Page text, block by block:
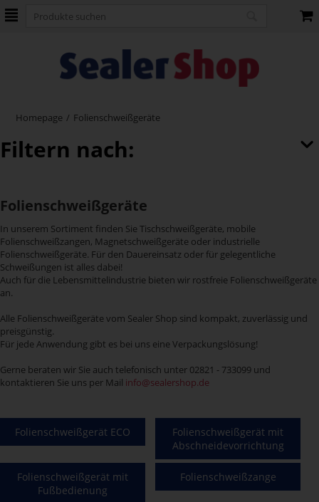
Homepage / Folienschweißgeräte
Filtern nach:
Folienschweißgeräte
In unserem Sortiment finden Sie Tischschweißgeräte, mobile
Folienschweißzangen, Magnetschweißgeräte oder industrielle
Folienschweißgeräte. Für den Dauereinsatz oder für gelegentliche
Schweißungen ist alles dabei!
Auch für die Lebensmittelindustrie bieten wir rostfreie Folienschweißgeräte
an.
Alle Folienschweißgeräte vom Sealer Shop sind kompakt, zuverlässig und
preisgünstig.
Für jede Anwendung gibt es bei uns eine Verpackungslösung!
Gerne beraten wir Sie auch telefonisch unter 02821 - 733099 und
kontaktieren Sie uns per Mail info@sealershop.de
Folienschweißgerät ECO
Folienschweißgerät mit
Abschneidevorrichtung
Folienschweißgerät mit
Fußbedienung
Folienschweißzange